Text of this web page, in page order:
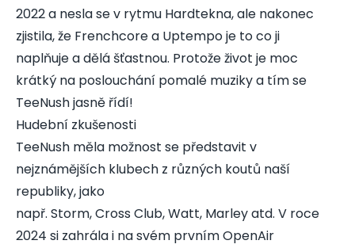
2022 a nesla se v rytmu Hardtekna, ale nakonec
zjistila, že Frenchcore a Uptempo je to co ji
naplňuje a dělá šťastnou. Protože život je moc
krátký na poslouchání pomalé muziky a tím se
TeeNush jasně řídí!
Hudební zkušenosti
TeeNush měla možnost se představit v
nejznámějších klubech z různých koutů naší
republiky, jako
např. Storm, Cross Club, Watt, Marley atd. V roce
2024 si zahrála i na svém prvním OpenAir